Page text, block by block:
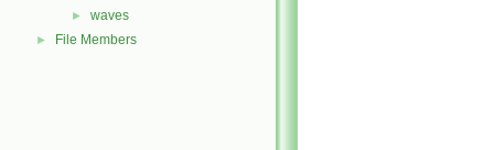
► waves
► File Members